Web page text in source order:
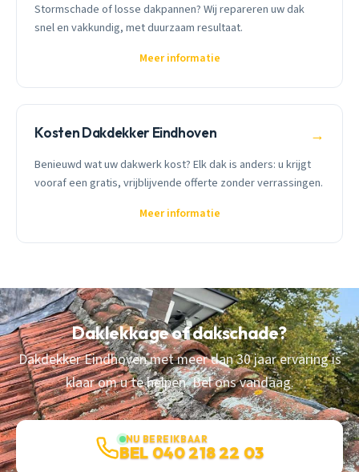
Stormschade of losse dakpannen? Wij repareren uw dak
snel en vakkundig, met duurzaam resultaat.
Meer informatie
Kosten Dakdekker Eindhoven →
Benieuwd wat uw dakwerk kost? Elk dak is anders: u krijgt
vooraf een gratis, vrijblijvende offerte zonder verrassingen.
Meer informatie
Daklekkage of dakschade?
Dakdekker Eindhoven met meer dan 30 jaar ervaring is
klaar om u te helpen. Bel ons vandaag.
NU BEREIKBAAR
BEL 040 218 22 03